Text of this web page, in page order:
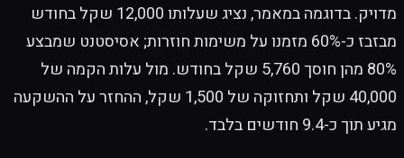
מדויק. בדוגמה במאמר, נציג שעלותו 12,000 שקל בחודש
מבזבז כ-60% מזמנו על משימות חוזרות; אסיסטנט שמבצע
80% מהן חוסך 5,760 שקל בחודש. מול עלות הקמה של
40,000 שקל ותחזוקה של 1,500 שקל, ההחזר על ההשקעה
מגיע תוך כ-9.4 חודשים בלבד.